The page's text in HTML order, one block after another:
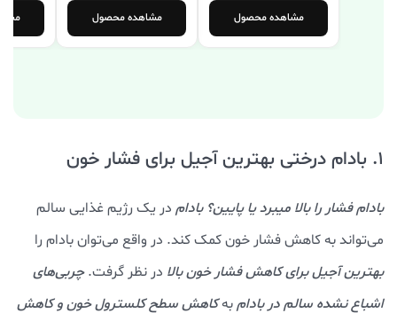
مشاهده محصول مشاهده محصول
1. بادام درختی بهترین آجیل برای فشار خون
بادام فشار را بالا میبرد یا پایین؟ بادام در یک رژیم غذایی سالم
می‌تواند به کاهش فشار خون کمک کند. در واقع می‌توان بادام را
بهترین آجیل برای کاهش فشار خون بالا در نظر گرفت.چربی‌های
اشباع نشده سالم در بادام بهکاهش سطح کلسترول خون و کاهش